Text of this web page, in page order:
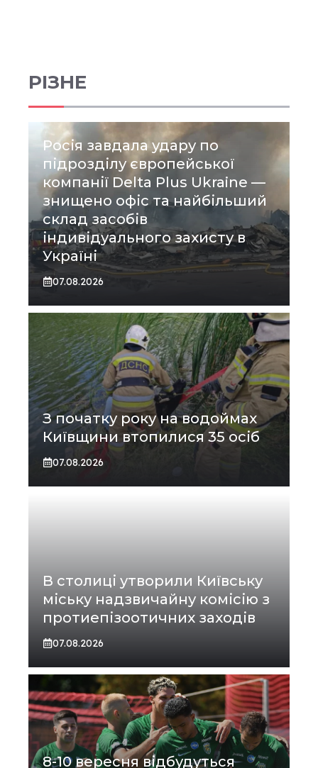
РІЗНЕ
Росія завдала удару по
підрозділу європейської
компанії Delta Plus Ukraine —
знищено офіс та найбільший
склад засобів
індивідуального захисту в
Україні
07.08.2026
З початку року на водоймах
Київщини втопилися 35 осіб
07.08.2026
В столиці утворили Київську
міську надзвичайну комісію з
протиепізоотичних заходів
07.08.2026
8-10 вересня відбудуться